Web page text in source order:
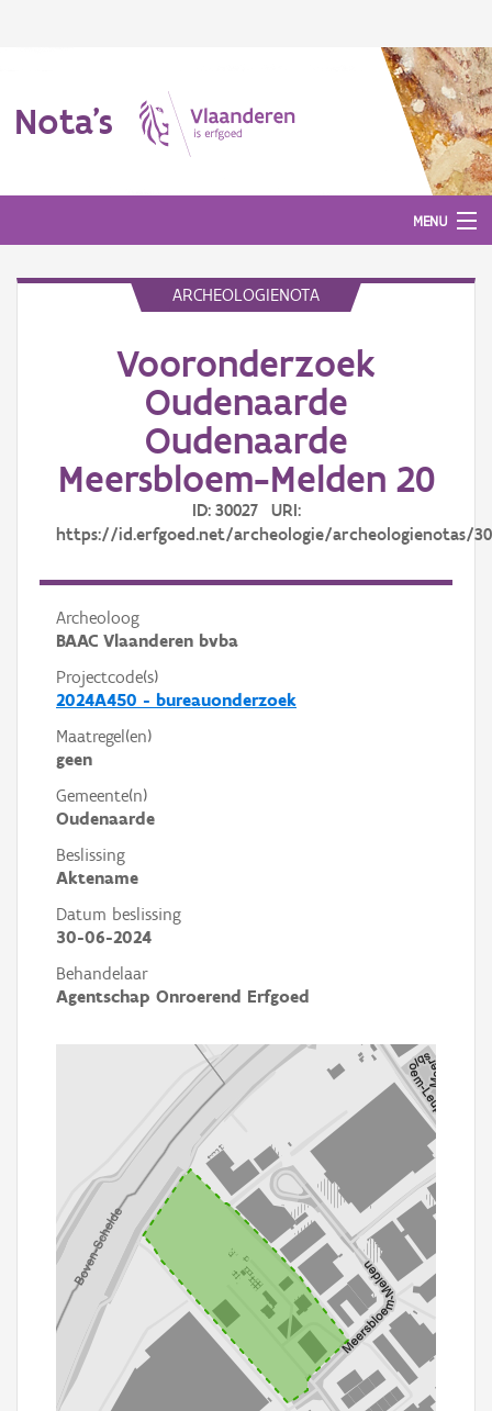
Nota's
MENU
ARCHEOLOGIENOTA
Vooronderzoek
Oudenaarde
Oudenaarde
Meersbloem-Melden 20
ID: 30027 URI:
https://id.erfgoed.net/archeologie/archeologienotas/
Archeoloog
BAAC Vlaanderen bvba
Projectcode(s)
2024A450 - bureauonderzoek
Maatregel(en)
geen
Gemeente(n)
Oudenaarde
Beslissing
Aktename
Datum beslissing
30-06-2024
Behandelaar
Agentschap Onroerend Erfgoed